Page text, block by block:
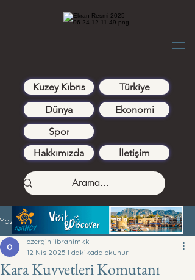
Kuzey Kıbrıs
Türkiye
Dünya
Ekonomi
Spor
Hakkımızda
İletişim
Yazı
Kara Kuvvetleri Komutanı
ozerginliibrahimkk
12 Nis 2025 1 dakikada okunur